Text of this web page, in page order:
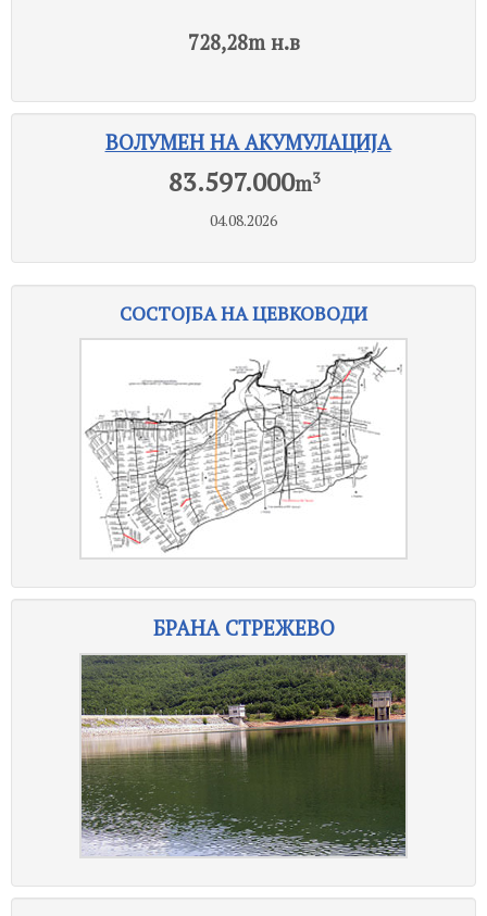
728,28m н.в
ВОЛУМЕН НА АКУМУЛАЦИЈА
83.597.000m3
04.08.2026
СОСТОЈБА НА ЦЕВКОВОДИ
БРАНА СТРЕЖЕВО